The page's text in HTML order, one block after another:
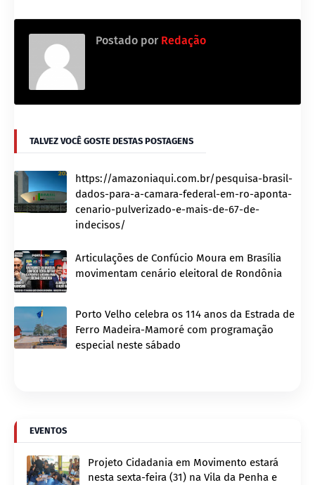
Postado por Redação
TALVEZ VOCÊ GOSTE DESTAS POSTAGENS
https://amazoniaqui.com.br/pesquisa-brasil-
dados-para-a-camara-federal-em-ro-aponta-
cenario-pulverizado-e-mais-de-67-de-
indecisos/
Articulações de Confúcio Moura em Brasília
movimentam cenário eleitoral de Rondônia
Porto Velho celebra os 114 anos da Estrada de
Ferro Madeira-Mamoré com programação
especial neste sábado
EVENTOS
Projeto Cidadania em Movimento estará
nesta sexta-feira (31) na Vila da Penha e